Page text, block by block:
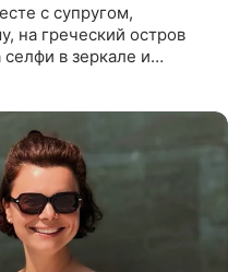
с супругом,
на греческий остров
в зеркале и